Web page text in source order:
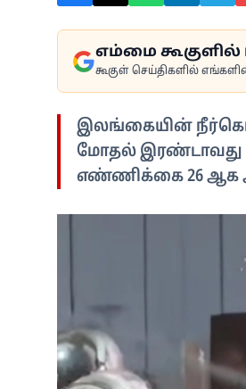
எம்மை
கூகுள் செய்திகளில்
இலங்கையின்
மோதல் இரண்டாவது
எண்ணிக்கை 26 ஆக